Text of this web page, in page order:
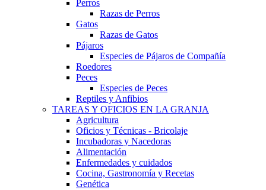
Perros
Razas de Perros
Gatos
Razas de Gatos
Pájaros
Especies de Pájaros de Compañía
Roedores
Peces
Especies de Peces
Reptiles y Anfibios
TAREAS Y OFICIOS EN LA GRANJA
Agricultura
Oficios y Técnicas - Bricolaje
Incubadoras y Nacedoras
Alimentación
Enfermedades y cuidados
Cocina, Gastronomía y Recetas
Genética